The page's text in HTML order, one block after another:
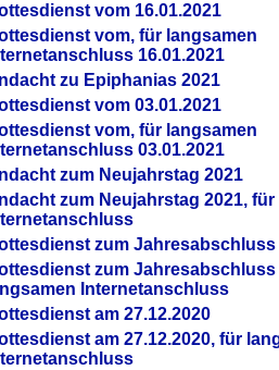
vom 16.01.2021
vom, für langsamen
16.01.2021
zu Epiphanias 2021
vom 03.01.2021
vom, für langsamen
03.01.2021
zum Neujahrstag 2021
zum Neujahrstag 2021,
zum Jahresabschluss
zum Jahresabschluss
Internetanschluss
am 27.12.2020
am 27.12.2020, für